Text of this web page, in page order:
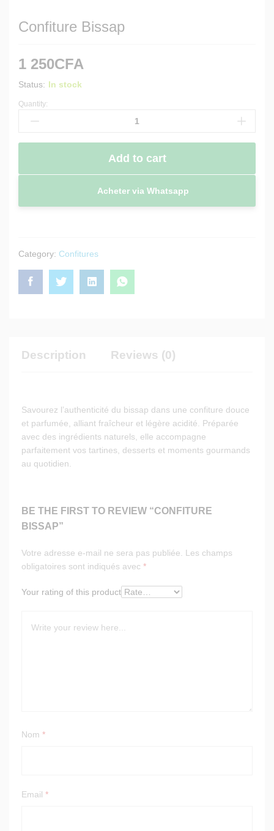
Confiture Bissap
1 250CFA
Status: In stock
Confiture
Bissap
Quantity:
Add to cart
Acheter via Whatsapp
Category: Confitures
Description Reviews (0)
Savourez l’authenticité du bissap dans une confiture douce
et parfumée, alliant fraîcheur et légère acidité. Préparée
avec des ingrédients naturels, elle accompagne
parfaitement vos tartines, desserts et moments gourmands
au quotidien.
BE THE FIRST TO REVIEW “CONFITURE
BISSAP”
Votre adresse e-mail ne sera pas publiée. Les champs
obligatoires sont indiqués avec *
Your rating of this product
Nom *
Email *